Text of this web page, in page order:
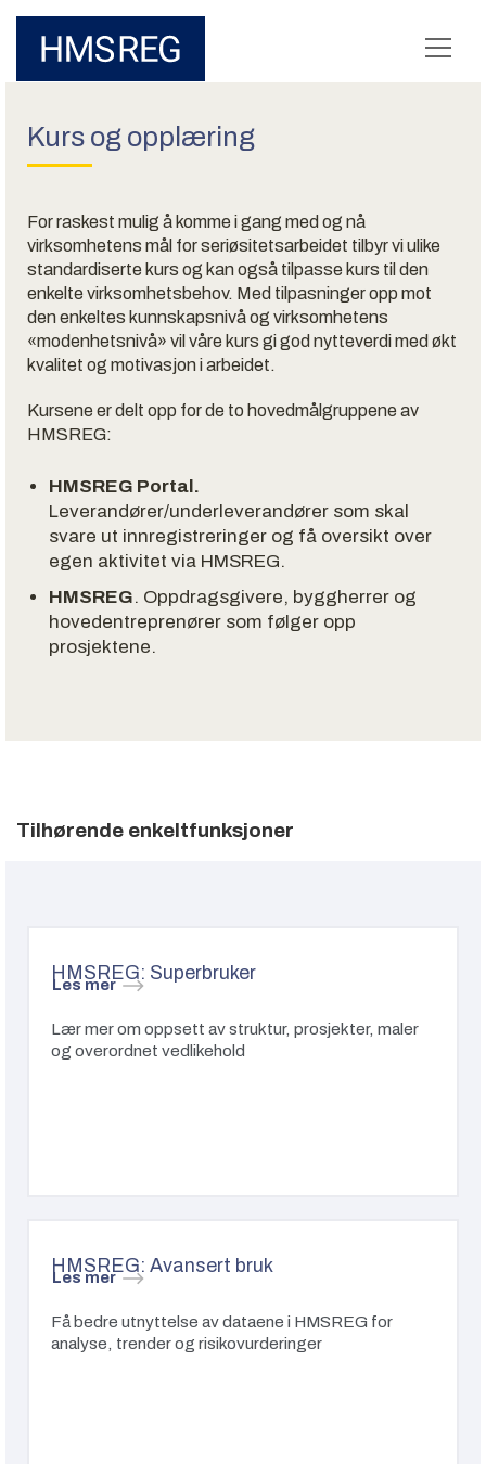
Kurs og opplæring
For raskest mulig å komme i gang med og nå
virksomhetens mål for seriøsitetsarbeidet tilbyr vi ulike
standardiserte kurs og kan også tilpasse kurs til den
enkelte virksomhetsbehov. Med tilpasninger opp mot
den enkeltes kunnskapsnivå og virksomhetens
«modenhetsnivå» vil våre kurs gi god nytteverdi med økt
kvalitet og motivasjon i arbeidet.
Kursene er delt opp for de to hovedmålgruppene av
HMSREG:
HMSREG Portal.
Leverandører/underleverandører som skal
svare ut innregistreringer og få oversikt over
egen aktivitet via HMSREG.
HMSREG. Oppdragsgivere, byggherrer og
hovedentreprenører som følger opp
prosjektene.
Tilhørende enkeltfunksjoner
HMSREG: Superbruker
Lær mer om oppsett av struktur, prosjekter, maler
og overordnet vedlikehold
Les mer
HMSREG: Avansert bruk
Få bedre utnyttelse av dataene i HMSREG for
analyse, trender og risikovurderinger
Les mer